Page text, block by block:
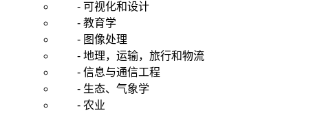
- 可视化和设计
- 教育学
- 图像处理
- 地理，运输，旅行和物流
- 信息与通信工程
- 生态、气象学
- 农业